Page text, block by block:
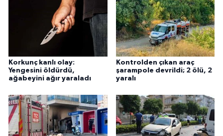
Korkunç kanlı olay:
Yengesini öldürdü,
ağabeyini ağır yaraladı
Kontrolden çıkan araç
şarampole devrildi; 2 ölü, 2
yaralı